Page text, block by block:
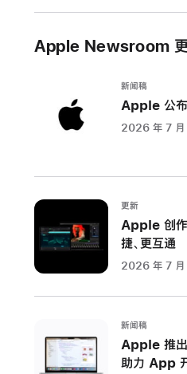
Apple Newsroom
新闻稿
Apple 公布
2026 年 7 月
更新
Apple 创作
捷、更互通
2026 年 7 月
新闻稿
Apple 推出
助力 App